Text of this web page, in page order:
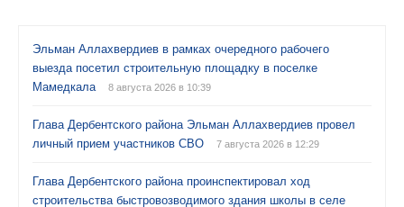
Эльман Аллахвердиев в рамках очередного рабочего
выезда посетил строительную площадку в поселке
Мамедкала
8 августа 2026 в 10:39
Глава Дербентского района Эльман Аллахвердиев провел
личный прием участников СВО
7 августа 2026 в 12:29
Глава Дербентского района проинспектировал ход
строительства быстровозводимого здания школы в селе